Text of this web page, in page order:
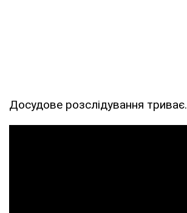
Досудове розслідування триває.